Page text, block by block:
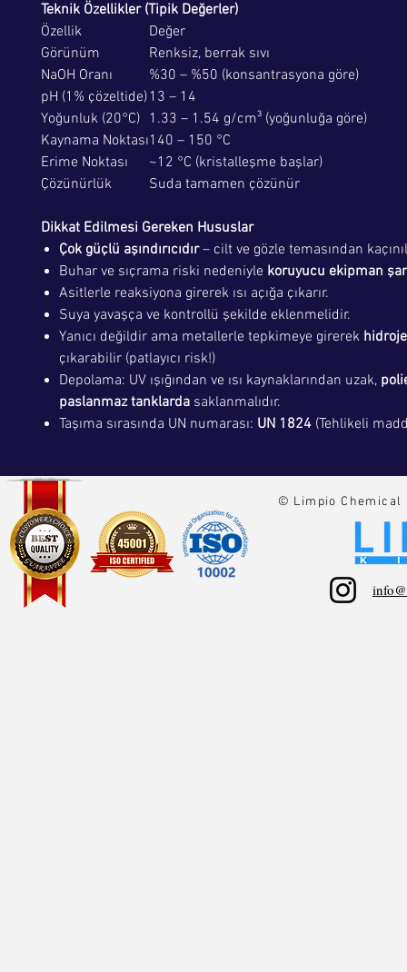
Teknik Özellikler (Tipik Değerler)
Özellik
Değer
Görünüm
Renksiz, berrak sıvı
NaOH Oranı
%30 – %50 (konsantrasyona göre)
pH (1% çözeltide) 13 – 14
Yoğunluk (20°C) 1.33 – 1.54 g/cm³ (yoğunluğa göre)
Kaynama Noktası140 – 150 °C
Erime Noktası
~12 °C (kristalleşme başlar)
Çözünürlük
Suda tamamen çözünür
Dikkat Edilmesi Gereken Hususlar
Çok güçlü aşındırıcıdır– cilt ve gözle temasından
Buhar ve sıçrama riski nedeniyle koruyucu ekipman
Asitlerle reaksiyona girerek ısı açığa çıkarır.
Suya yavaşça ve kontrollü şekilde eklenmelidir.
Yanıcı değildir ama metallerle tepkimeye girerek
çıkarabilir (patlayıcı risk!)
Depolama: UV ışığından ve ısı kaynaklarından uzak,
paslanmaz tanklarda saklanmalıdır.
Taşıma sırasında UN numarası: UN 1824 (Tehlikeli
© Limpio